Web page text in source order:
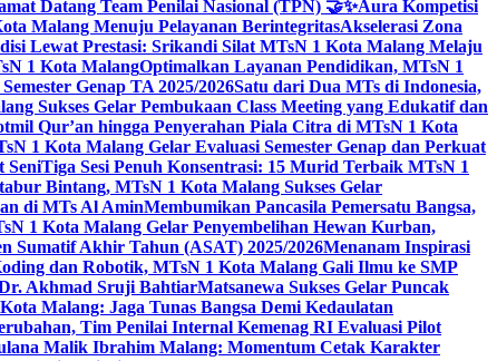
Datang Team Penilai Nasional (TPN) 🤝✨Aura Kompetisi
Malang Menuju Pelayanan BerintegritasAkselerasi Zona
Lewat Prestasi: Srikandi Silat MTsN 1 Kota Malang Melaju
1 Kota MalangOptimalkan Layanan Pendidikan, MTsN 1
Genap TA 2025/2026Satu dari Dua MTs di Indonesia,
Sukses Gelar Pembukaan Class Meeting yang Edukatif dan
Qur’an hingga Penyerahan Piala Citra di MTsN 1 Kota
1 Kota Malang Gelar Evaluasi Semester Genap dan Perkuat
SeniTiga Sesi Penuh Konsentrasi: 15 Murid Terbaik MTsN 1
Bintang, MTsN 1 Kota Malang Sukses Gelar
di MTs Al AminMembumikan Pancasila Pemersatu Bangsa,
1 Kota Malang Gelar Penyembelihan Hewan Kurban,
Sumatif Akhir Tahun (ASAT) 2025/2026Menanam Inspirasi
dan Robotik, MTsN 1 Kota Malang Gali Ilmu ke SMP
Akhmad Sruji BahtiarMatsanewa Sukses Gelar Puncak
Malang: Jaga Tunas Bangsa Demi Kedaulatan
Tim Penilai Internal Kemenag RI Evaluasi Pilot
Malik Ibrahim Malang: Momentum Cetak Karakter